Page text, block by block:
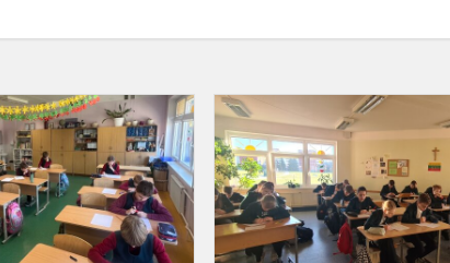
3-
4
kl.
mokinių
matematikos
olimpiada